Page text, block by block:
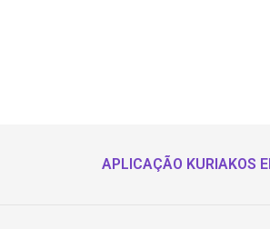
APLICAÇÃO KURIAKOS